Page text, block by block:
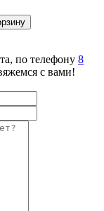
по телефону 8
с вами!